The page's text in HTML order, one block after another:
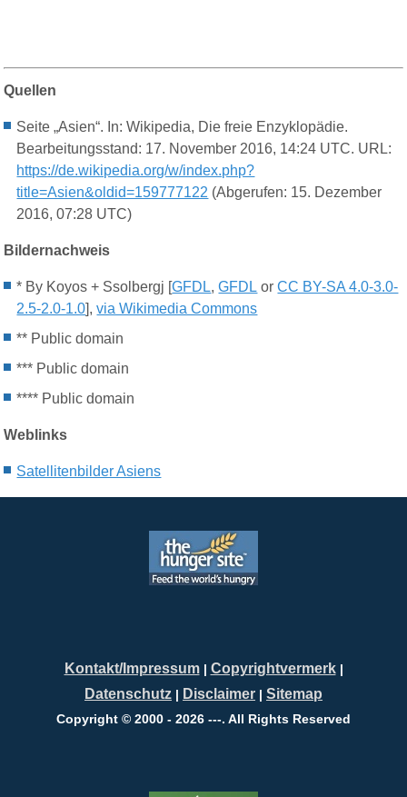
Quellen
Seite „Asien“. In: Wikipedia, Diefreie Enzyklopädie.
Bearbeitungsstand: 17. November 2016, 14:24 UTC. URL:
https://de.wikipedia.org/w/index.php?
title=Asien&oldid=159777122 (Abgerufen: 15. Dezember
2016, 07:28 UTC)
Bildernachweis
* By Koyos + Ssolbergj [GFDL,GFDL orCC BY-SA 4.0-3.0-
2.5-2.0-1.0],via Wikimedia Commons
** Public domain
*** Public domain
**** Public domain
Weblinks
Satellitenbilder Asiens
Kontakt/Impressum| Copyrightvermerk|
Datenschutz | Disclaimer | Sitemap
Copyright © 2000 - 2026 ---. All Rights Reserved